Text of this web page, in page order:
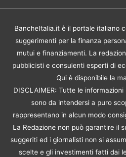
BancheItalia.it è il portale italiano
suggerimenti per la finanza
mutui e finanziamenti. La
pubblicisti e consulenti esperti di
Qui è disponibile la
DISCLAIMER: Tutte le
sono da intendersi a puro
rappresentano in alcun modo
La Redazione non può garantire il
suggeriti ed i giornalisti non si
scelte e gli investimenti fatti dai